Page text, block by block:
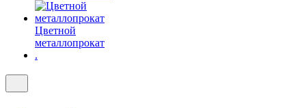
Цветной
металлопрокат
.